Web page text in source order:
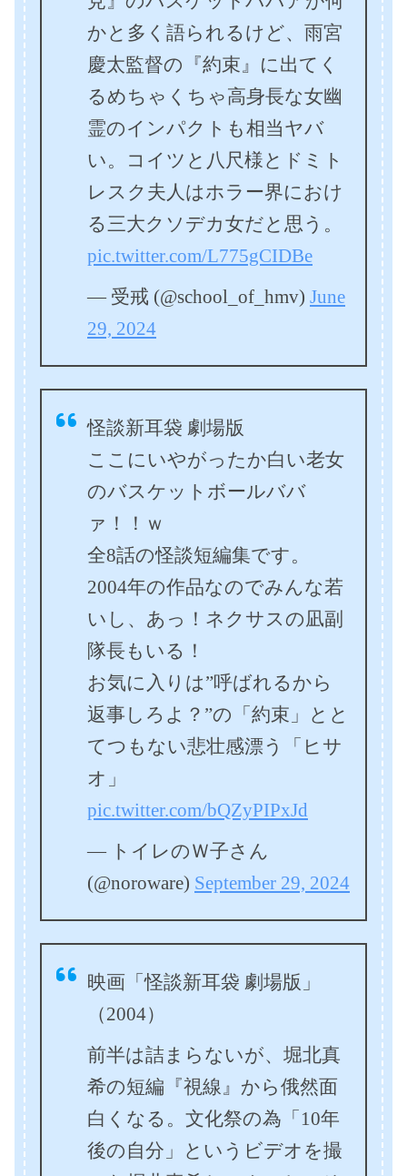
かと多く語られるけど、雨宮
慶太監督の『約束』に出てく
るめちゃくちゃ高身長な女幽
霊のインパクトも相当ヤバ
い。コイツと八尺様とドミト
レスク夫人はホラー界におけ
る三大クソデカ女だと思う。
pic.twitter.com/L775gCIDBe
— 受戒 (@school_of_hmv) June
29, 2024
怪談新耳袋 劇場版
ここにいやがったか白い老女
のバスケットボールババ
ァ！！ｗ
全8話の怪談短編集です。
2004年の作品なのでみんな若
いし、あっ！ネクサスの凪副
隊長もいる！
お気に入りは”呼ばれるから
返事しろよ？”の「約束」とと
てつもない悲壮感漂う「ヒサ
オ」
pic.twitter.com/bQZyPIPxJd
— トイレのＷ子さん
(@noroware) September 29, 2024
映画「怪談新耳袋 劇場版」
（2004）
前半は詰まらないが、堀北真
希の短編『視線』から俄然面
白くなる。文化祭の為「10年
後の自分」というビデオを撮